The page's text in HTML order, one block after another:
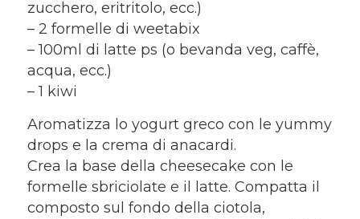
zucchero, eritritolo, ecc.)
– 2 formelle di weetabix
– 100ml di latte ps (o bevanda veg, caffè,
acqua, ecc.)
– 1 kiwi
Aromatizza lo yogurt greco con le yummy
drops e la crema di anacardi.
Crea la base della cheesecake con le
formelle sbriciolate e il latte. Compatta il
composto sul fondo della ciotola,